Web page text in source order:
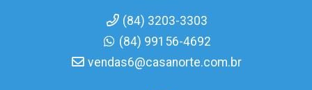
(84) 3203-3303
(84) 99156-4692
vendas6@casanorte.com.br